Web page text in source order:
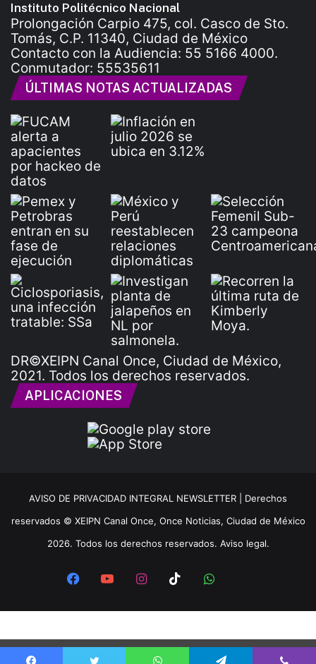
Instituto Politécnico Nacional
Prolongación Carpio 475, col. Casco de Sto.
Tomás, C.P. 11340, Ciudad de México
Contacto con la Audiencia: 55 5166 4000.
Conmutador: 55535611
ÚLTIMAS NOTAS ACTUALIZADAS
DR©XEIPN Canal Once, Ciudad de México,
2021. Todos los derechos reservados.
APLICACIONES
AVISO DE PRIVACIDAD INTEGRAL NEWSLETTER | Derechos
reservados © XEIPN Canal Once, Once Noticias, Ciudad de México
2026. Todos los derechos reservados. Aviso legal.
FacebookYouTubeInstagram
TikTokWhatsApp
Ir a la versión móvil